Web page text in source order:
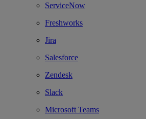
ServiceNow
Freshworks
Jira
Salesforce
Zendesk
Slack
Microsoft Teams